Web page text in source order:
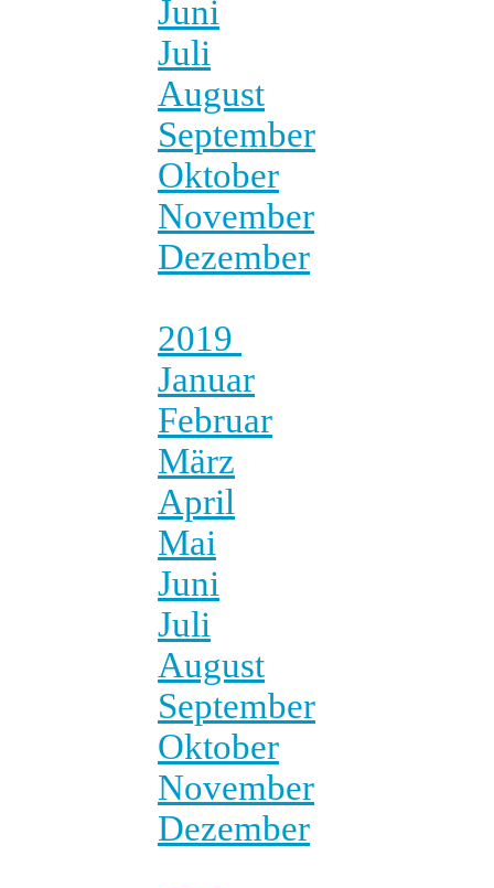
Juni
Juli
August
September
Oktober
November
Dezember
2019
Januar
Februar
März
April
Mai
Juni
Juli
August
September
Oktober
November
Dezember